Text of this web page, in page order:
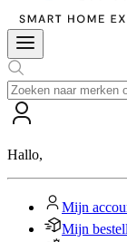
Hallo,
Mijn
Mijn